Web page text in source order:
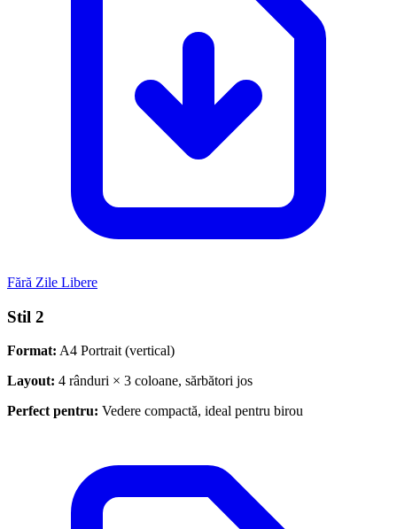
Fără Zile Libere
Stil 2
Format: A4 Portrait (vertical)
Layout: 4 rânduri × 3 coloane, sărbători jos
Perfect pentru: Vedere compactă, ideal pentru birou